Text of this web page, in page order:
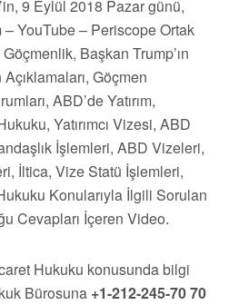
9 Eylül 2018 Pazar günü,
YouTube – Periscope Ortak
Başkan Trump’ın
Göçmen
ABD’de Yatırım,
Yatırımcı Vizesi, ABD
İşlemleri, ABD Vizeleri,
İltica, Vize Statü İşlemleri,
Konularıyla İlgili Sorulan
Cevapları İçeren Video.
Hukuku konusunda bilgi
Bürosuna +1-212-245-70 70